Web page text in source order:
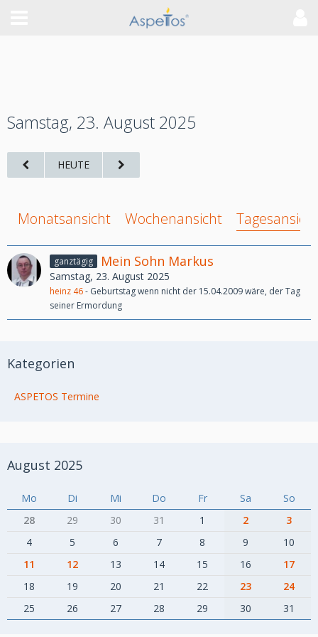
Samstag, 23. August 2025
HEUTE
Monatsansicht Wochenansicht Tagesansicht
ganztägig Mein Sohn Markus
Samstag, 23. August 2025
heinz 46- Geburtstag wenn nicht der 15.04.2009 wäre, der Tag
seiner Ermordung
Kategorien
ASPETOS Termine
August 2025
Mo Di Mi Do Fr Sa
So
28
29 30 31 1 2
3
4
5 6 7 8 9
10
11
12 13 14 15 16
17
18
19 20 21 22 23
24
25
26 27 28 29 30 31